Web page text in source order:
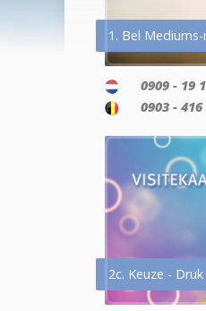
1. Bel
0909 - 19
0903 - 416
2c. Keuze -